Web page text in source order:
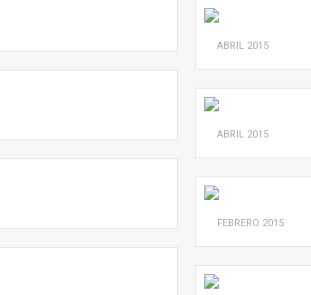
ABRIL 2015
ABRIL 2015
FEBRERO 2015